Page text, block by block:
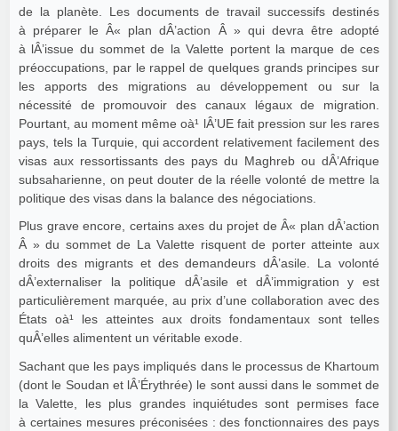
de la planète. Les documents de travail successifs destinés
à préparer le Â« plan dÂ’action Â » qui devra être adopté
à lÂ’issue du sommet de la Valette portent la marque de ces
préoccupations, par le rappel de quelques grands principes sur
les apports des migrations au développement ou sur la
nécessité de promouvoir des canaux légaux de migration.
Pourtant, au moment même oà¹ lÂ’UE fait pression sur les rares
pays, tels la Turquie, qui accordent relativement facilement des
visas aux ressortissants des pays du Maghreb ou dÂ’Afrique
subsaharienne, on peut douter de la réelle volonté de mettre la
politique des visas dans la balance des négociations.
Plus grave encore, certains axes du projet de Â« plan dÂ’action
Â » du sommet de La Valette risquent de porter atteinte aux
droits des migrants et des demandeurs dÂ’asile. La volonté
dÂ’externaliser la politique dÂ’asile et dÂ’immigration y est
particulièrement marquée, au prix d’une collaboration avec des
États oà¹ les atteintes aux droits fondamentaux sont telles
quÂ’elles alimentent un véritable exode.
Sachant que les pays impliqués dans le processus de Khartoum
(dont le Soudan et lÂ’Érythrée) le sont aussi dans le sommet de
la Valette, les plus grandes inquiétudes sont permises face
à certaines mesures préconisées : des fonctionnaires des pays